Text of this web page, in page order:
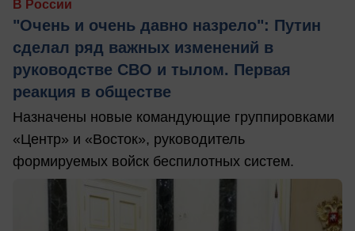
В России
"Очень и очень давно назрело": Путин
сделал ряд важных изменений в
руководстве СВО и тылом. Первая
реакция в обществе
Назначены новые командующие группировками
«Центр» и «Восток», руководитель
формируемых войск беспилотных систем.